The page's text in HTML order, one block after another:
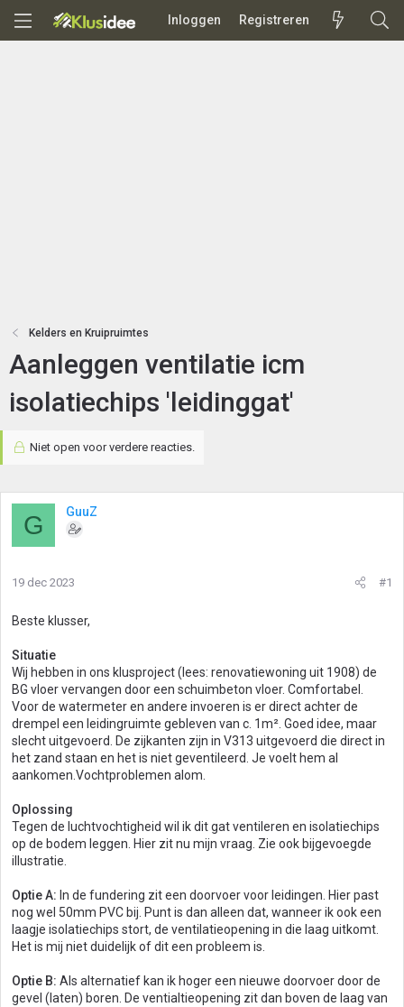
Inloggen Registreren
Kelders en Kruipruimtes
Aanleggen ventilatie icm
isolatiechips 'leidinggat'
Niet open voor verdere reacties.
G GuuZ
19 dec 2023 #1
Beste klusser,
Situatie
Wij hebben in ons klusproject (lees: renovatiewoning uit 1908) de
BG vloer vervangen door een schuimbeton vloer. Comfortabel.
Voor de watermeter en andere invoeren is er direct achter de
drempel een leidingruimte gebleven van c. 1m². Goed idee, maar
slecht uitgevoerd. De zijkanten zijn in V313 uitgevoerd die direct in
het zand staan en het is niet geventileerd. Je voelt hem al
aankomen.Vochtproblemen alom.
Oplossing
Tegen de luchtvochtigheid wil ik dit gat ventileren en isolatiechips
op de bodem leggen. Hier zit nu mijn vraag. Zie ook bijgevoegde
illustratie.
Optie A: In de fundering zit een doorvoer voor leidingen. Hier past
nog wel 50mm PVC bij. Punt is dan alleen dat, wanneer ik ook een
laagje isolatiechips stort, de ventilatieopening in die laag uitkomt.
Het is mij niet duidelijk of dit een probleem is.
Optie B: Als alternatief kan ik hoger een nieuwe doorvoer door de
gevel (laten) boren. De ventialtieopening zit dan boven de laag van